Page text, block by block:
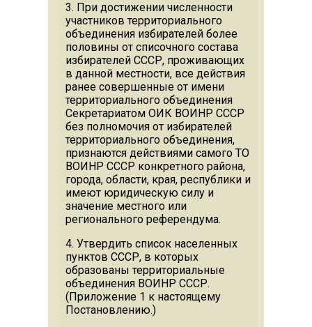
3. При достижении численности
участников территориального
объединения избирателей более
половины от списочного состава
избирателей СССР, проживающих
в данной местности, все действия
ранее совершенные от имени
территориального объединения
Секретариатом ОИК ВОИНР СССР
без полномочия от избирателей
территориального объединения,
признаются действиями самого ТО
ВОИНР СССР конкретного района,
города, области, края, республики и
имеют юридическую силу и
значение местного или
регионального референдума.
4. Утвердить список населенных
пунктов СССР, в которых
образованы территориальные
объединения ВОИНР СССР.
(Приложение 1 к настоящему
Постановлению.)